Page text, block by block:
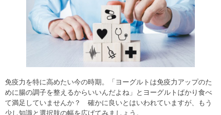
免疫力を特に高めたい今の時期。「ヨーグルトは免疫力アップのた
めに腸の調子を整えるからいいんだよね」とヨーグルトばかり食べ
て満足していませんか？ 確かに良いとはいわれていますが、もう
少し知識と選択肢の幅を広げてみましょう。